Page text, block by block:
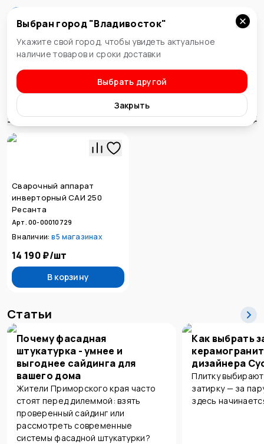
Владивосток
Выбран город "Владивосток"
Укажите свой город, чтобы увидеть актуальное
наличие товаров и сроки доставки
Выбрать другой
Закрыть
Электроинструменты
Сварочные аппараты
Сортировка
Сварочный аппарат
инверторный САИ 250
Ресанта
Арт. 00-00010729
В наличии: в5 магазинах
14 190 ₽/шт
В корзину
Статьи
Почему фасадная
штукатурка - умнее и
выгоднее сайдинга для
вашего дома
Жители Приморского края часто
стоят перед дилеммой: взять
проверенный сайдинг или
рассмотреть современные
системы фасадной штукатурки?
Как выбрать
дизайнера
Плитку
затирку — за
здесь